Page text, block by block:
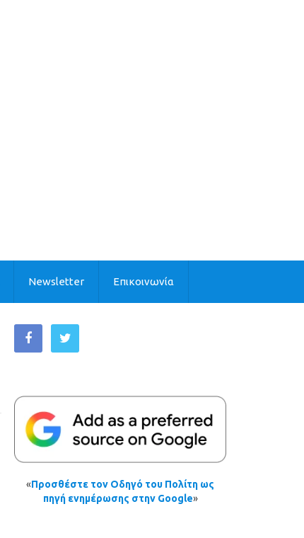
Newsletter Επικοινωνία
«Προσθέστε τον Οδηγό του Πολίτη ως
πηγή ενημέρωσης στην Google»